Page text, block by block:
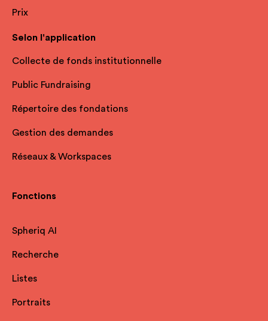
Prix
Selon l'application
Collecte de fonds institutionnelle
Public Fundraising
Répertoire des fondations
Gestion des demandes
Réseaux & Workspaces
Fonctions
Spheriq AI
Recherche
Listes
Portraits